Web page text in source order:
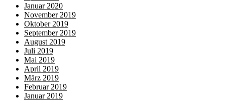
Januar 2020
November 2019
Oktober 2019
September 2019
August 2019
Juli 2019
Mai 2019
April 2019
März 2019
Februar 2019
Januar 2019